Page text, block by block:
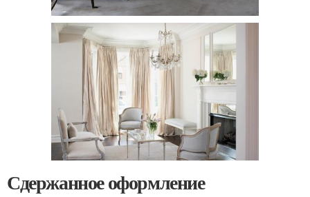
Сдержанное оформление